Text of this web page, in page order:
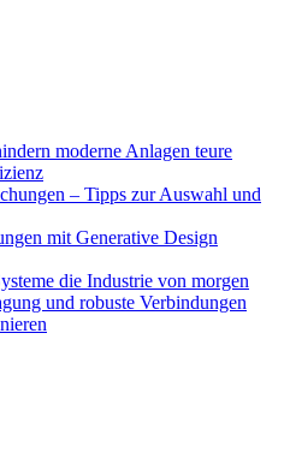
moderne Anlagen teure
– Tipps zur Auswahl und
mit Generative Design
die Industrie von morgen
und robuste Verbindungen